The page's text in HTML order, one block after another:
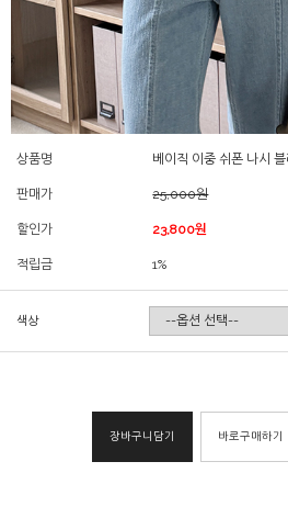
상품명 베이직 이중 쉬폰 나시
판매가 25,000원
할인가 23,800원
적립금 1%
색상
장바구니담기 바로구매하기